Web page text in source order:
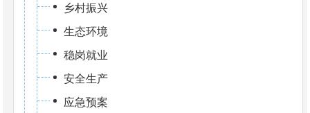
乡村振兴
生态环境
稳岗就业
安全生产
应急预案